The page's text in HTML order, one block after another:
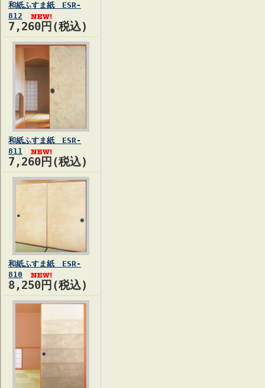
和紙ふすま紙 ESR-
812
7,260円(税込)
和紙ふすま紙 ESR-
811
7,260円(税込)
和紙ふすま紙 ESR-
810
8,250円(税込)